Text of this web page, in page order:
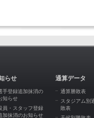
らせ
手登録追加抹消の
知らせ
員・スタッフ登録
加抹消のお知らせ
通算データ
通算勝敗表
スタジアム別
敗表